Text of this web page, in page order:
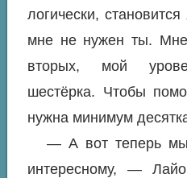
логически,
мне не нужен ты.
вторых, мой
шестёрка. Чтобы
нужна минимум
— А вот теперь
интересному, —